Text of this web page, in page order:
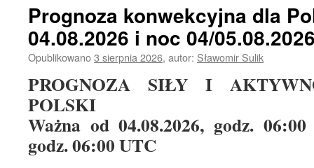
Prognoza konwekcyjna dla
04.08.2026 i noc 04/
Opublikowano3 sierpnia 2026, autor: Sławomir Sulik
PROGNOZA SIŁY I
POLSKI
Ważna od 04.08.2026, godz.
godz. 06:00 UTC